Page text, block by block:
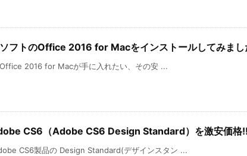
フトのOffice 2016 for Macをインストールしてみまし
2016 for Macが手に入れたい、その安 ...
CS6（Adobe CS6 Design Standard）を激安価格!!
CS6製品の Design Standard(デザインスタン ...